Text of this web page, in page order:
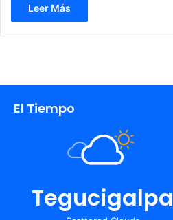
Leer Más
El Tiempo
Tegucigalpa